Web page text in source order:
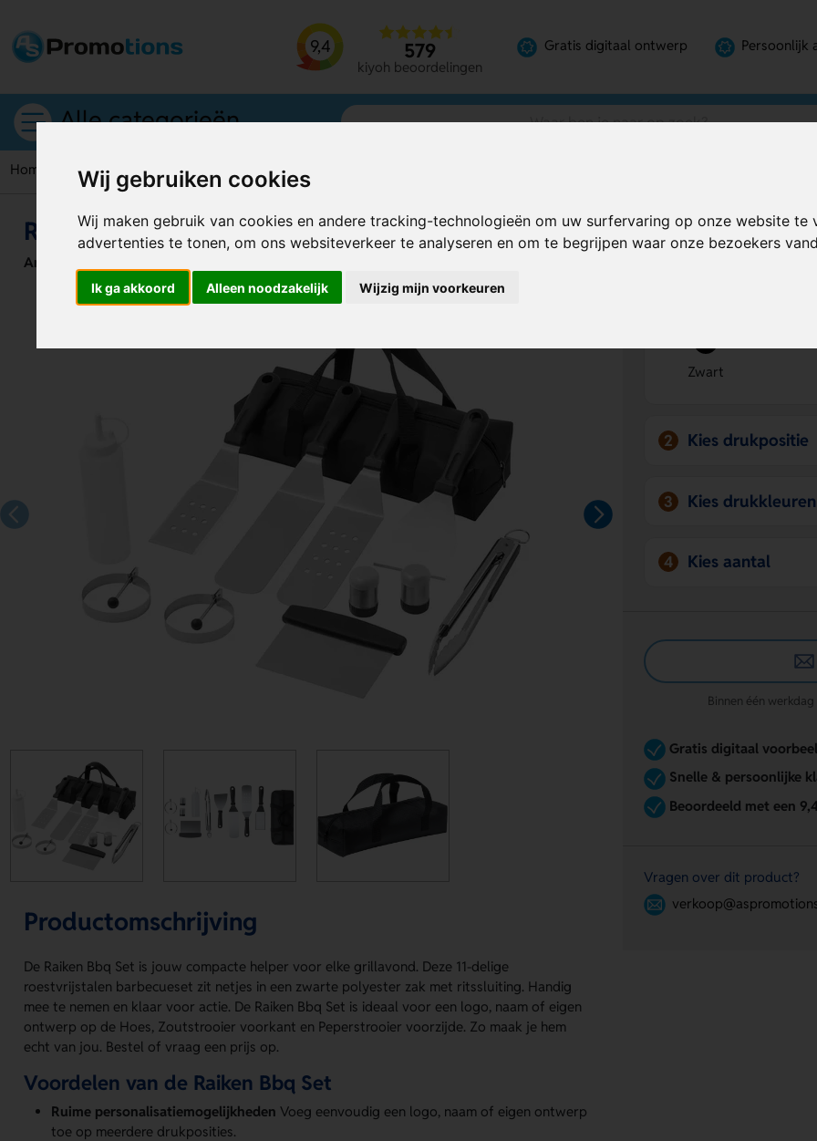
Wij gebruiken cookies
Wij maken gebruik van cookies en andere tracking-technologieën om uw surfervaring op onze website te
advertenties te tonen, om ons websiteverkeer te analyseren en om te begrijpen waar onze bezoekers
Ik ga akkoord Alleen noodzakelijk Wijzig mijn voorkeuren
9,4 579
kiyoh beoordelingen
Gratis digitaal ontwerp Persoonlijk
Alle categorieën
Home BBQ sets Raiken Bbq Set
Raiken Bbq Set
Artikelnummer:
Productomschrijving
De Raiken Bbq Set is jouw compacte helper voor elke grillavond. Deze 11-delige
roestvrijstalen barbecueset zit netjes in een zwarte polyester zak met ritssluiting. Handig
mee te nemen en klaar voor actie. De Raiken Bbq Set is ideaal voor een logo, naam of eigen
ontwerp op de Hoes, Zoutstrooier voorkant en Peperstrooier voorzijde. Zo maak je hem
echt van jou. Bestel of vraag een prijs op.
Voordelen van de Raiken Bbq Set
Ruime personalisatiemogelijkheden Voeg eenvoudig een logo, naam of eigen ontwerp
toe op meerdere drukposities.
Bereken mijn
Zwart
2 Kies drukpositie
3 Kies drukkleuren
4 Kies aantal
Binnen één
Gratis digitaal
Snelle & persoonlijke
Beoordeeld met een
Vragen over dit product?